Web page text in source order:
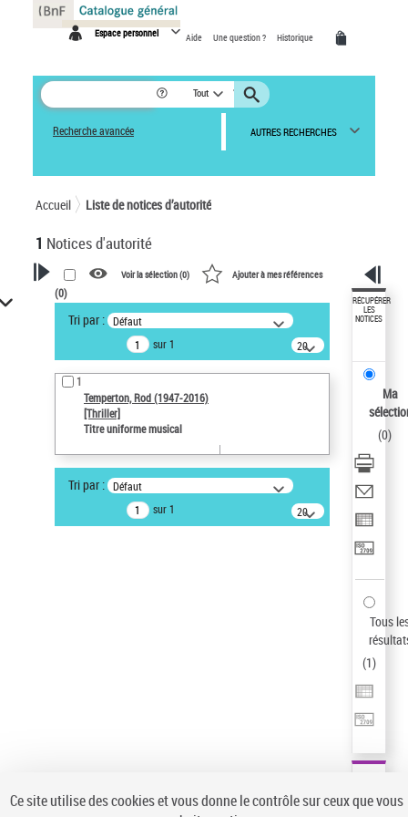
Espace personnel Aide Une question ? Historique
Tout
Recherche avancée AUTRES RECHERCHES
Accueil Liste de notices d’autorité
1 Notices d'autorité
VOTRE RECHERCHE
Recherche avancée dans les
notices d’autorité
Œuvres liées à l'auteur :
Temperton, Rod (1947-2016)
Auteur d’œuvre
Type de notice d'autorité
Voir la sélection (0) Ajouter à mes références
(0)
Tri par : Défaut
sur 1
20
résultats/page
1
Temperton, Rod (1947-2016)
[Thriller]
Titre uniforme musical
Tri par : Défaut
sur 1
20
résultats/page
RÉCUPÉRER
LES
NOTICES
Ma
(0)
Tous
(1)
Panneau de gestion des cookies
Ce site utilise des cookies et vous donne le contrôle sur ceux que vous